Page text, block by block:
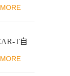
T自